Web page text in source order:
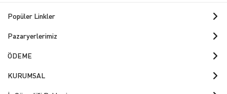
Popüler Linkler
Pazaryerlerimiz
ÖDEME
KURUMSAL